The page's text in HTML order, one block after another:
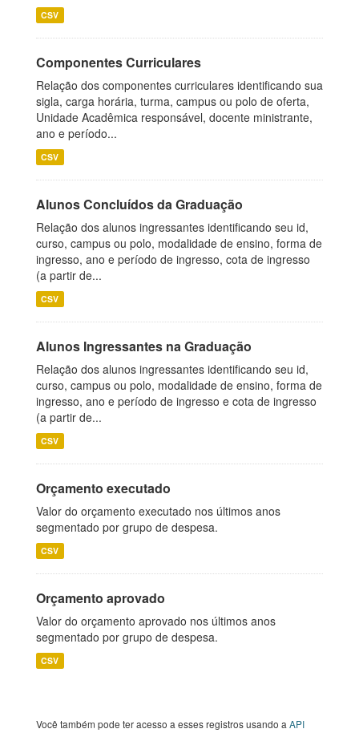
CSV
Componentes Curriculares
Relação dos componentes curriculares identificando sua
sigla, carga horária, turma, campus ou polo de oferta,
Unidade Acadêmica responsável, docente ministrante,
ano e período...
CSV
Alunos Concluídos da Graduação
Relação dos alunos ingressantes identificando seu id,
curso, campus ou polo, modalidade de ensino, forma de
ingresso, ano e período de ingresso, cota de ingresso
(a partir de...
CSV
Alunos Ingressantes na Graduação
Relação dos alunos ingressantes identificando seu id,
curso, campus ou polo, modalidade de ensino, forma de
ingresso, ano e período de ingresso e cota de ingresso
(a partir de...
CSV
Orçamento executado
Valor do orçamento executado nos últimos anos
segmentado por grupo de despesa.
CSV
Orçamento aprovado
Valor do orçamento aprovado nos últimos anos
segmentado por grupo de despesa.
CSV
Você também pode ter acesso a esses registros usando a API